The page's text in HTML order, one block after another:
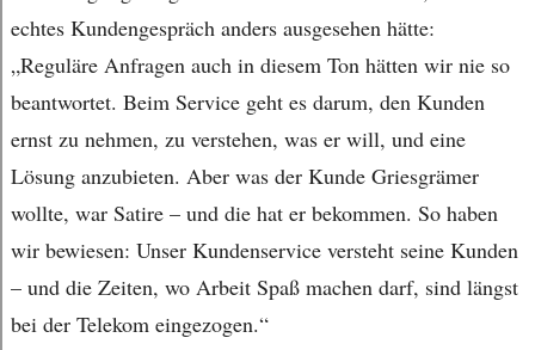
echtes Kundengespräch anders ausgesehen hätte:
„Reguläre Anfragen auch in diesem Ton hätten wir nie so
beantwortet. Beim Service geht es darum, den Kunden
ernst zu nehmen, zu verstehen, was er will, und eine
Lösung anzubieten. Aber was der Kunde Griesgrämer
wollte, war Satire – und die hat er bekommen. So haben
wir bewiesen: Unser Kundenservice versteht seine Kunden
– und die Zeiten, wo Arbeit Spaß machen darf, sind längst
bei der Telekom eingezogen.“